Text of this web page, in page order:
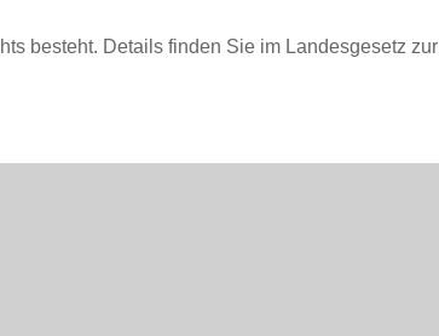
besteht. Details finden Sie im Landesgesetz zur